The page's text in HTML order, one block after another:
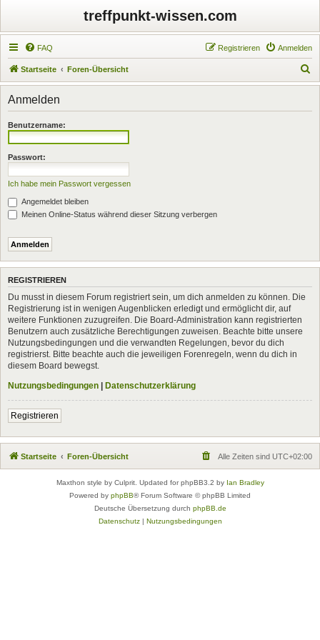
treffpunkt-wissen.com
FAQ Anmelden
Registrieren
Startseite Foren-Übersicht
u
Anmelden
Benutzername:
Passwort:
Ich habe mein Passwort vergessen
Angemeldet bleiben
Meinen Online-Status während dieser Sitzung verbergen
REGISTRIEREN
Du musst in diesem Forum registriert sein, um dich anmelden zu können. Die
Registrierung ist in wenigen Augenblicken erledigt und ermöglicht dir, auf
weitere Funktionen zuzugreifen. Die Board-Administration kann registrierten
Benutzern auch zusätzliche Berechtigungen zuweisen. Beachte bitte unsere
Nutzungsbedingungen und die verwandten Regelungen, bevor du dich
registrierst. Bitte beachte auch die jeweiligen Forenregeln, wenn du dich in
diesem Board bewegst.
Nutzungsbedingungen | Datenschutzerklärung
Registrieren
Startseite Foren-Übersicht Alle Zeiten sind UTC+02:00
Maxthon style by Culprit. Updated for phpBB3.2 by Ian Bradley
Powered by phpBB® Forum Software © phpBB Limited
Deutsche Übersetzung durch phpBB.de
Datenschutz| Nutzungsbedingungen